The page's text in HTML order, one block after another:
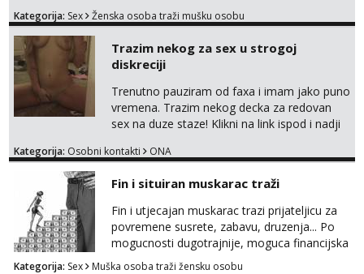
na sexdater link i javi mi se tamo....
Kategorija: Sex Ženska osoba traži mušku osobu
Trazim nekog za sex u strogoj
diskreciji
Trenutno pauziram od faxa i imam jako puno
vremena. Trazim nekog decka za redovan
sex na duze staze! Klikni na link ispod i nadji
Kategorija: Osobni kontakti ONA
Fin i situiran muskarac traži
Fin i utjecajan muskarac trazi prijateljicu za
povremene susrete, zabavu, druzenja... Po
mogucnosti dugotrajnije, moguca financijska
potpora!
Kategorija: Sex Muška osoba traži žensku osobu